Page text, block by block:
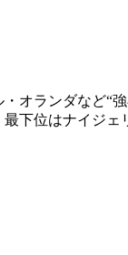
オランダなど“
下位はナイジェ